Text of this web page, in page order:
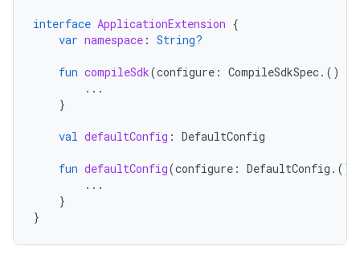
interface ApplicationExtension {
var namespace : String?
fun compileSdk(configure : CompileSdkSpec.()
...
}
val defaultConfig : DefaultConfig
fun defaultConfig(configure : DefaultConfig .()
...
}
}